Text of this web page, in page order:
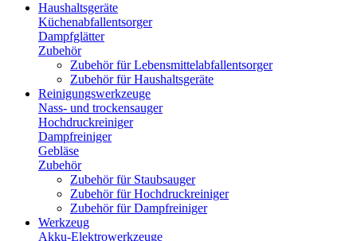
Haushaltsgeräte
Küchenabfallentsorger
Dampfglätter
Zubehör
Zubehör für Lebensmittelabfallentsorger
Zubehör für Haushaltsgeräte
Reinigungswerkzeuge
Nass- und trockensauger
Hochdruckreiniger
Dampfreiniger
Gebläse
Zubehör
Zubehör für Staubsauger
Zubehör für Hochdruckreiniger
Zubehör für Dampfreiniger
Werkzeug
Akku-Elektrowerkzeuge